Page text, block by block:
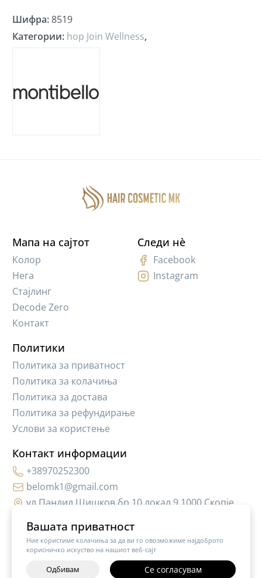
Вашата приватност
Ние користиме колачиња за да ви го овозможиме најдоброто
корисничко искуство на нашиот веб-сајт
Одбивам Се согласувам
Шифра:8519
Категории: hop Join Wellness,
Мапа на сајтот
Колор
Нега
Стајлинг
Decode Zero
Контакт
Политики
Политика за приватност
Политика за колачиња
Политика за достава
Политика за рефундирање
Услови за користење
Контакт информации
+38970252300
belomk1@gmail.com
ул.Пандил Шишков бр.10,локал 9 1000 Скопје
Следи нè
Facebook
Instagram